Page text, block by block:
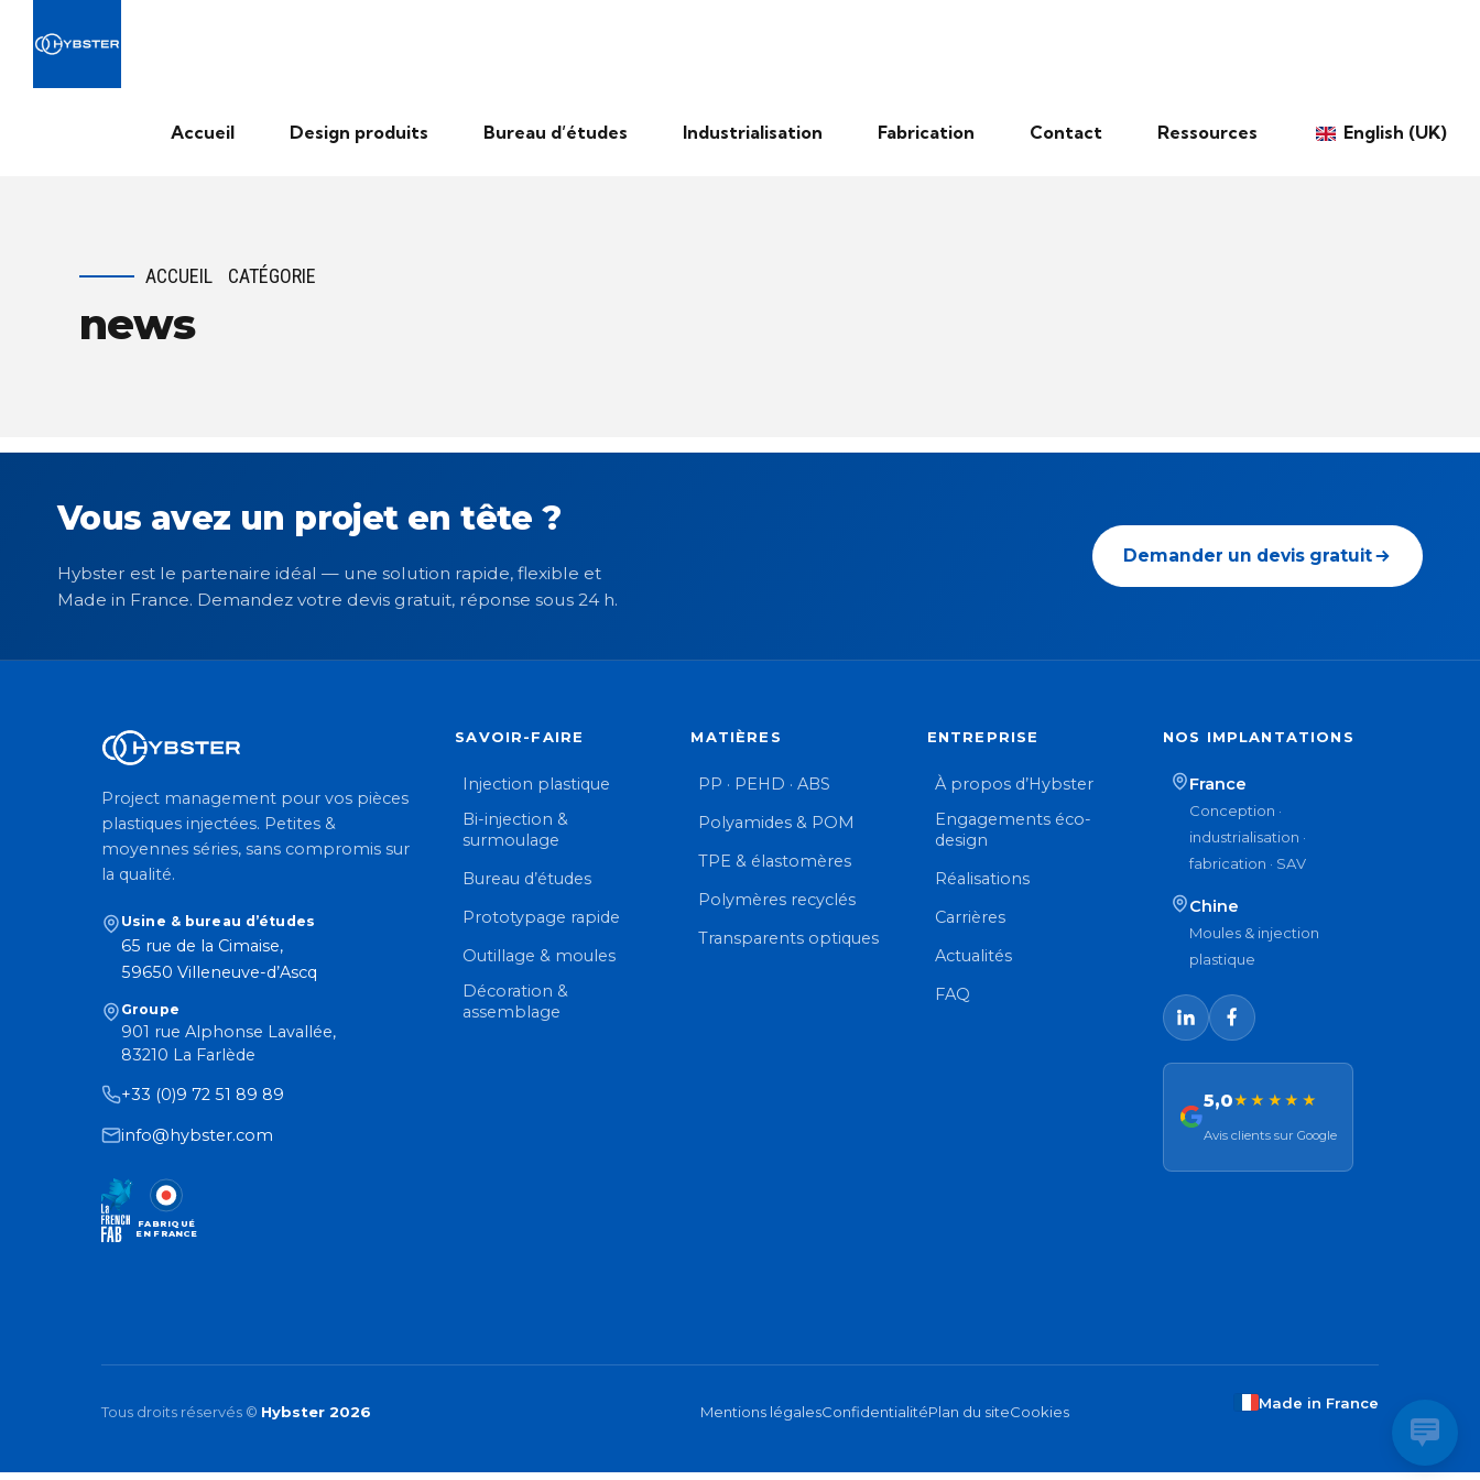
Accueil Design produits Bureau d’études Industrialisation Fabrication Contact Ressources English (UK)
ACCUEIL CATÉGORIE
news
Vous avez un projet en tête ?
Hybster est le partenaire idéal — une solution rapide, flexible et
Made in France. Demandez votre devis gratuit, réponse sous 24 h.
Demander un devis gratuit
Project management pour vos pièces
plastiques injectées. Petites &
moyennes séries, sans compromis sur
la qualité.
Usine & bureau d’études
65 rue de la Cimaise,
59650 Villeneuve-d’Ascq
Groupe
901 rue Alphonse Lavallée,
83210 La Farlède
+33 (0)9 72 51 89 89
info@hybster.com
FABRIQUÉ
EN FRANCE
SAVOIR-FAIRE
Injection plastique
Bi-injection &
surmoulage
Bureau d’études
Prototypage rapide
Outillage & moules
Décoration &
assemblage
MATIÈRES
PP · PEHD · ABS
Polyamides & POM
TPE & élastomères
Polymères recyclés
Transparents optiques
ENTREPRISE
À propos d’Hybster
Engagements éco-
design
Réalisations
Carrières
Actualités
FAQ
NOS IMPLANTATIONS
France
Conception ·
industrialisation ·
fabrication · SAV
Chine
Moules & injection
plastique
5,0★★★★★
Avis clients sur Google
Tous droits réservés © Hybster 2026 Mentions légalesConfidentialitéPlan du siteCookies Made in France